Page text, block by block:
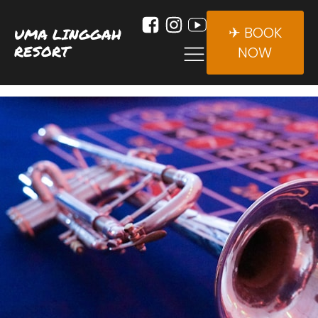
UMA LINGGAH
RESORT
✈ BOOK
NOW